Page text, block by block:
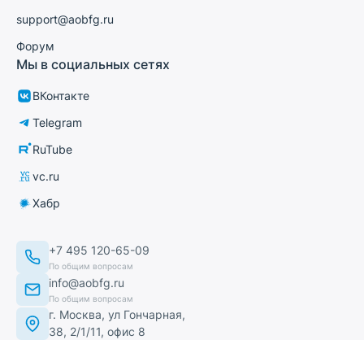
support@aobfg.ru
Форум
Мы в социальных сетях
ВКонтакте
Telegram
RuTube
vc.ru
Хабр
+7 495 120-65-09
По общим вопросам
info@aobfg.ru
По общим вопросам
г. Москва, ул Гончарная,
38, 2/1/11, офис 8